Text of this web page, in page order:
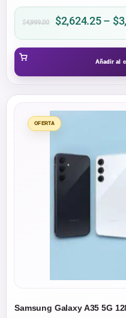
$4,999.00 $2,624.25 – $
Añadir al
OFERTA
Samsung Galaxy A35 5G